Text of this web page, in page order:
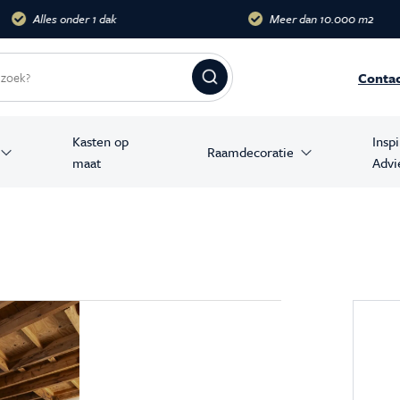
Meer dan 10.000 m2
Kasten op
maat
Raamdecoratie